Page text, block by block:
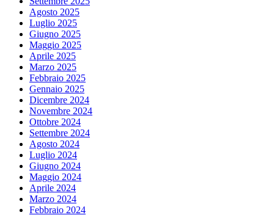
Agosto 2025
Luglio 2025
Giugno 2025
Maggio 2025
Aprile 2025
Marzo 2025
Febbraio 2025
Gennaio 2025
Dicembre 2024
Novembre 2024
Ottobre 2024
Settembre 2024
Agosto 2024
Luglio 2024
Giugno 2024
Maggio 2024
Aprile 2024
Marzo 2024
Febbraio 2024